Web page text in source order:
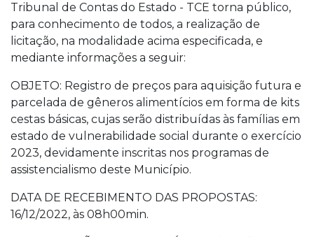
Tribunal de Contas do Estado - TCE torna público,
para conhecimento de todos, a realização de
licitação, na modalidade acima especificada, e
mediante informações a seguir:
OBJETO: Registro de preços para aquisição futura e
parcelada de gêneros alimentícios em forma de kits
cestas básicas, cujas serão distribuídas às famílias em
estado de vulnerabilidade social durante o exercício
2023, devidamente inscritas nos programas de
assistencialismo deste Município.
DATA DE RECEBIMENTO DAS PROPOSTAS:
16/12/2022, às 08h00min.